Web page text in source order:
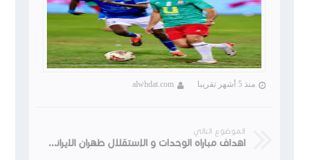
منذ 5 أشهر تقريبا alwhdat.com
الموضوع التالي
اهداف مباراه الوحدات و الإستقلال طهران الايراني انتهت 2/0